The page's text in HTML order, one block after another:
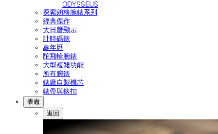
ODYSSEUS
探索朗格腕錶系列
經典傑作
大日曆顯示
計時碼錶
萬年曆
陀飛輪腕錶
大型複雜功能
所有腕錶
錶廠自製機芯
錶帶與錶扣
表廠
返回